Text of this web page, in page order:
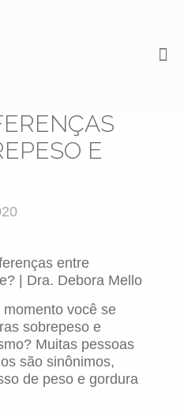
E
você se
sobrepeso e
Muitas pessoas
são sinônimos,
de peso e gordura